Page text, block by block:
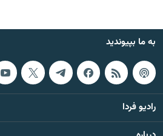
به ما بپیوندید
رادیو فردا